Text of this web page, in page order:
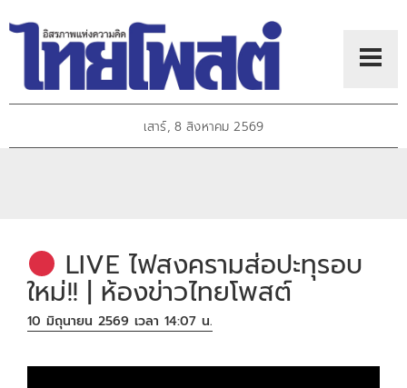
เสาร์, 8 สิงหาคม 2569
LIVE ไฟสงครามส่อปะทุรอบ
ใหม่!! | ห้องข่าวไทยโพสต์
10 มิถุนายน 2569 เวลา 14:07 น.